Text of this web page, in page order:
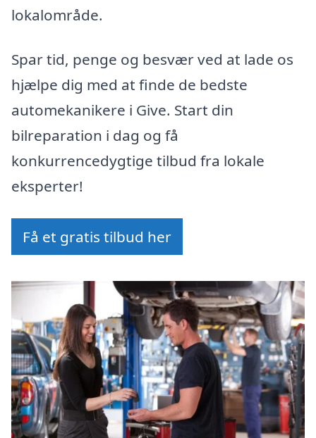
lokalområde.
Spar tid, penge og besvær ved at lade os
hjælpe dig med at finde de bedste
automekanikere i Give. Start din
bilreparation i dag og få
konkurrencedygtige tilbud fra lokale
eksperter!
Få et gratis tilbud her